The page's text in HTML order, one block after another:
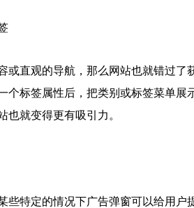
或直观的导航，那么网站也就错过了
个标签属性后，把类别或标签菜单展
也就变得更有吸引力。
些特定的情况下广告弹窗可以给用户